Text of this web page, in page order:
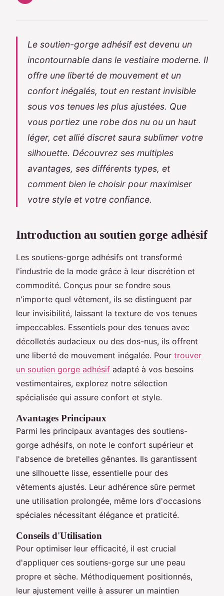
Le soutien-gorge adhésif est devenu un
incontournable dans le vestiaire moderne. Il
offre une liberté de mouvement et un
confort inégalés, tout en restant invisible
sous vos tenues les plus ajustées. Que
vous portiez une robe dos nu ou un haut
léger, cet allié discret saura sublimer votre
silhouette. Découvrez ses multiples
avantages, ses différents types, et
comment bien le choisir pour maximiser
votre style et votre confiance.
Introduction au soutien gorge adhésif
Les soutiens-gorge adhésifs ont transformé
l'industrie de la mode grâce à leur discrétion et
commodité. Conçus pour se fondre sous
n'importe quel vêtement, ils se distinguent par
leur invisibilité, laissant la texture de vos tenues
impeccables. Essentiels pour des tenues avec
décolletés audacieux ou des dos-nus, ils offrent
une liberté de mouvement inégalée. Pour trouver
un soutien gorge adhésif adapté à vos besoins
vestimentaires, explorez notre sélection
spécialisée qui assure confort et style.
Avantages Principaux
Parmi les principaux avantages des soutiens-
gorge adhésifs, on note le confort supérieur et
l'absence de bretelles gênantes. Ils garantissent
une silhouette lisse, essentielle pour des
vêtements ajustés. Leur adhérence sûre permet
une utilisation prolongée, même lors d'occasions
spéciales nécessitant élégance et praticité.
Conseils d'Utilisation
Pour optimiser leur efficacité, il est crucial
d'appliquer ces soutiens-gorge sur une peau
propre et sèche. Méthodiquement positionnés,
leur ajustement veille à assurer un maintien